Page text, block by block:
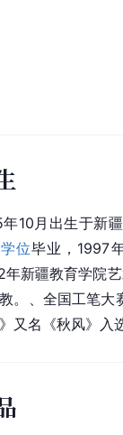
年10月出生于新
位毕业，1997
年新疆教育学院
。、全国工笔大
》又名《秋风》入